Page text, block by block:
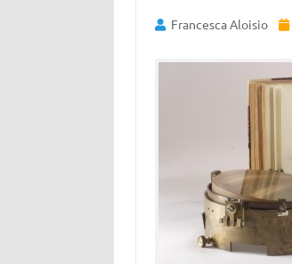
Francesca Aloisio